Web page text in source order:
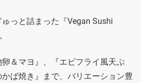
っと詰まった『Vegan Sushi
卵＆マヨ』、『エビフライ風天ぷ
ば焼き』まで、バリエーション豊